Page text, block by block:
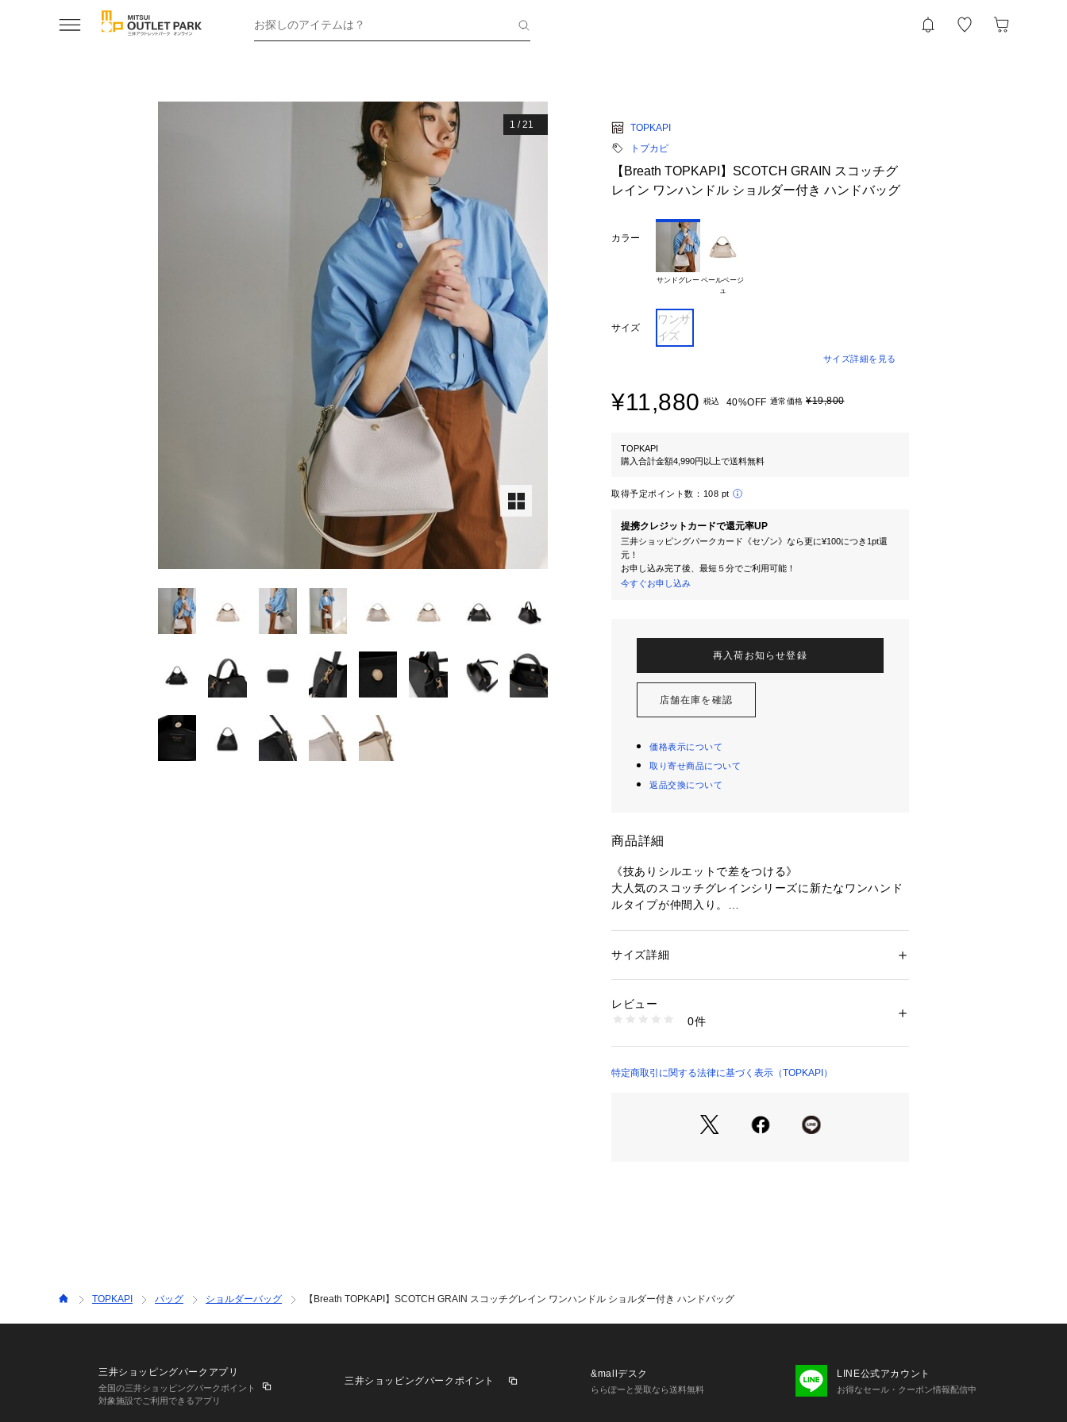
お探しのアイテムは？
1 /21
TOPKAPI
トプカピ
【Breath TOPKAPI】SCOTCH GRAIN スコッチグ
レイン ワンハンドル ショルダー付き ハンドバッグ
カラー
サンドグレー ペールベージ
サイズ
ワンサ
イズ
サイズ詳細を見る
¥11,880 税込 40%OFF 通常価格 ¥19,800
TOPKAPI
購入合計金額4,990円以上で送料無料
取得予定ポイント数： 108 pt
提携クレジットカードで還元率UP
三井ショッピングパークカード《セゾン》なら更に¥100につき1pt還
元！
お申し込み完了後、最短５分でご利用可能！
今すぐお申し込み
再入荷お知らせ登録
店舗在庫を確認
価格表示について
取り寄せ商品について
返品交換について
商品詳細
《技ありシルエットで差をつける》
大人気のスコッチグレインシリーズに新たなワンハンド
ルタイプが仲間入り。
マグネット開閉式の口元は大きく開き、荷物が出し入れ
ィのトリミング部分にはレザーを採用し、シックな佇ま
いを演出します。
見た目以上の収納力で、オンにもオフにも活躍すること
スコッチグレイン…かつてスコットランドで麦の模様が
偶然レザーの表面についたことに由来する粒状のシボ加
性別：レディース
商品番号：
503086100525 （ショップ）
サイズ詳細
レビュー
0件
特定商取引に関する法律に基づく表示（TOPKAPI）
TOPKAPI バッグ ショルダーバッグ 【Breath TOPKAPI】SCOTCH GRAIN スコッチグレイン ワンハンドル ショルダー付き ハンドバッグ
三井ショッピングパークアプリ
全国の三井ショッピングパークポイント
対象施設でご利用できるアプリ
三井ショッピングパークポイント
&mallデスク
ららぽーと受取なら送料無料
LINE公式アカウント
お得なセール・クーポン情報配信中